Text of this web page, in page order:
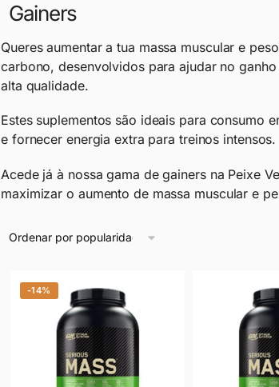
Gainers
Queres aumentar a tua massa muscular e
carbono, desenvolvidos para ajudar no
alta qualidade.
Estes suplementos são ideais para consumo
e fornecer energia extra para treinos intensos.
Acede já à nossa gama de gainers na Peixe
maximizar o aumento de massa muscular e
-14%